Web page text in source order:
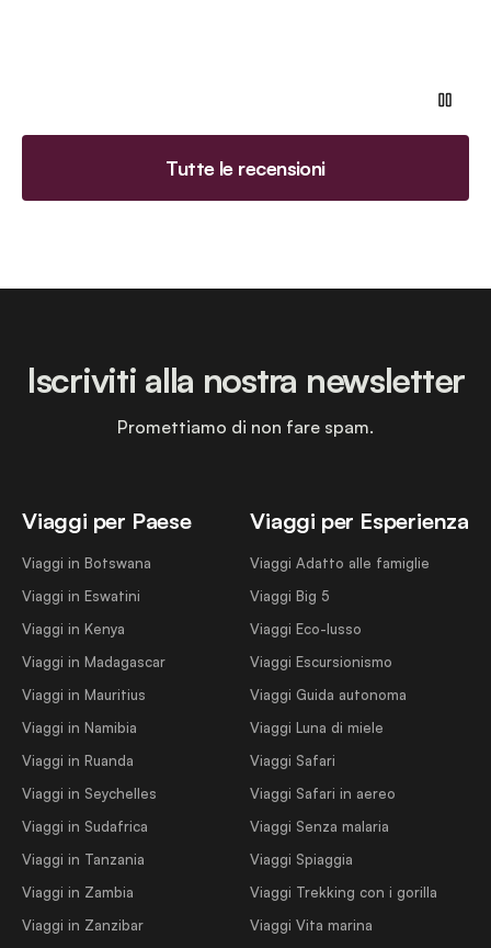
Tutte le recensioni
Viaggi per Paese
Viaggi in Botswana
Viaggi in Eswatini
Viaggi in Kenya
Viaggi in Madagascar
Viaggi in Mauritius
Viaggi in Namibia
Viaggi in Ruanda
Viaggi in Seychelles
Viaggi in Sudafrica
Viaggi in Tanzania
Viaggi in Zambia
Viaggi in Zanzibar
Viaggi per Esperienza
Viaggi Adatto alle famiglie
Viaggi Big 5
Viaggi Eco-lusso
Viaggi Escursionismo
Viaggi Guida autonoma
Viaggi Luna di miele
Viaggi Safari
Viaggi Safari in aereo
Viaggi Senza malaria
Viaggi Spiaggia
Viaggi Trekking con i gorilla
Viaggi Vita marina
Iscriviti alla nostra newsletter
Promettiamo di non fare spam.